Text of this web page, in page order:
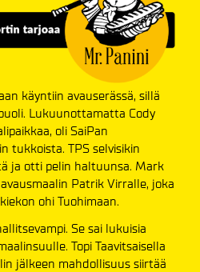
käyntiin avauserässä, sillä
Lukuunottamatta Cody
oli SaiPan
tukkoista. TPS selvisikin
ja otti pelin haltuunsa. Mark
Patrik Virralle, joka
ohi Tuohimaan.
Se sai lukuisia
Topi Taavitsaisella
jälkeen mahdollisuus siirtää